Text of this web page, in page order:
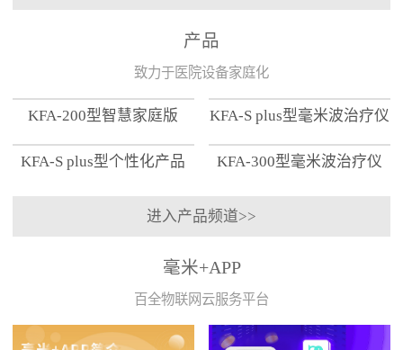
产品
致力于医院设备家庭化
KFA-200型智慧家庭版 KFA-S plus型毫米波治疗仪
KFA-S plus型个性化产品
KFA-300型毫米波治疗仪
进入产品频道>>
毫米+APP
百全物联网云服务平台